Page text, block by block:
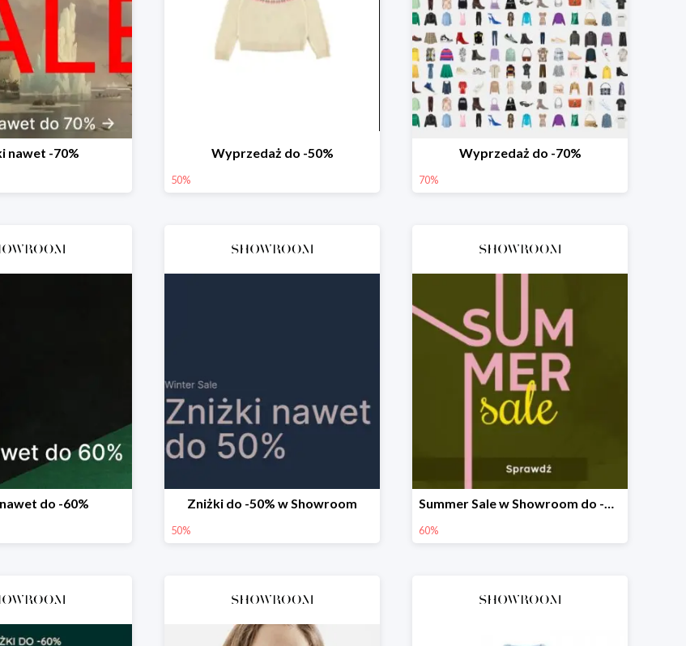
nawet -70% Wyprzedaż do -50%
50%
Wyprzedaż do -70%
70%
do -60% Zniżki do -50% w Showroom
50%
Summer Sale w Showroom do -60%
60%